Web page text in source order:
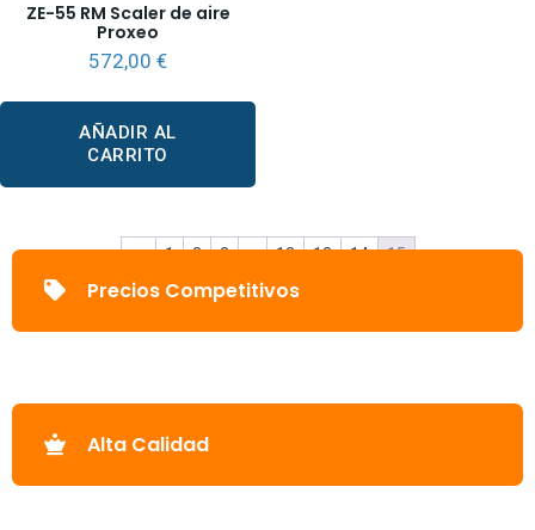
ZE-55 RM Scaler de aire
Proxeo
572,00 €
AÑADIR AL
CARRITO
← 1 2 3 … 12 13 14 15
Precios Competitivos
Alta Calidad